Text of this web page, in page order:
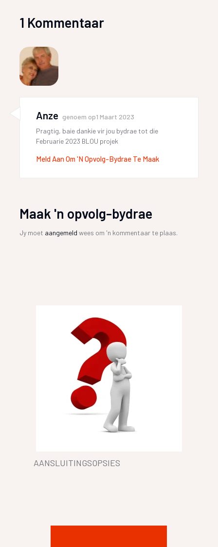
1 Kommentaar
Anze genoem op1 Maart 2023
Pragtig, baie dankie vir jou bydrae tot die
Februarie 2023 BLOU projek
Meld Aan Om 'n Opvolg-Bydrae Te Maak
Maak 'n opvolg-bydrae
Jy moet aangemeld wees om 'n kommentaar te plaas.
AANSLUITINGSOPSIES